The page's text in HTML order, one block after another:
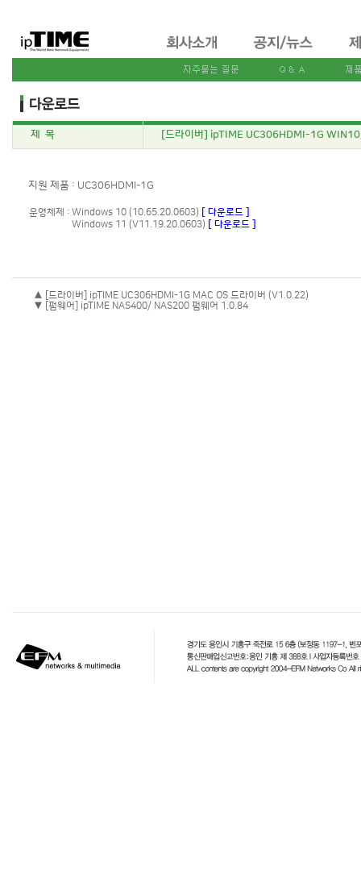
제 목 [드라이버] ipTIME UC306HDMI-1G
지원 제품 : UC306HDMI-1G
운영체제 : Windows 10 (10.65.20.0603)
[ 다운로드 ]
Windows 11 (V11.19.20.0603)
[ 다운로드 ]
▲ [드라이버] ipTIME UC306HDMI-1G MAC OS 드라이버 (V1.0.22)
▼ [펌웨어] ipTIME NAS400/ NAS200 펌웨어 1.0.84